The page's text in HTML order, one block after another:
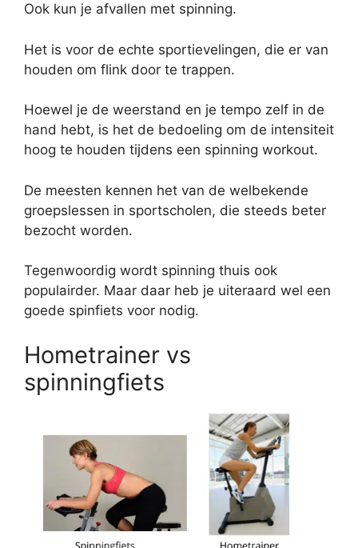
Ook kun je afvallen met spinning.
Het is voor de echte sportievelingen, die er van
houden om flink door te trappen.
Hoewel je de weerstand en je tempo zelf in de
hand hebt, is het de bedoeling om de intensiteit
hoog te houden tijdens een spinning workout.
De meesten kennen het van de welbekende
groepslessen in sportscholen, die steeds beter
bezocht worden.
Tegenwoordig wordt spinning thuis ook
populairder. Maar daar heb je uiteraard wel een
goede spinfiets voor nodig.
Hometrainer vs
spinningfiets